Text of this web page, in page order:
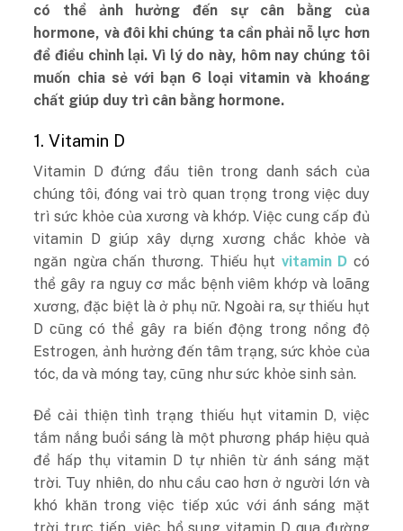
có thể ảnh hưởng đến sự cân bằng của
hormone, và đôi khi chúng ta cần phải nỗ lực hơn
để điều chỉnh lại. Vì lý do này, hôm nay chúng tôi
muốn chia sẻ với bạn 6 loại vitamin và khoáng
chất giúp duy trì cân bằng hormone.
1. Vitamin D
Vitamin D đứng đầu tiên trong danh sách của
chúng tôi, đóng vai trò quan trọng trong việc duy
trì sức khỏe của xương và khớp. Việc cung cấp đủ
vitamin D giúp xây dựng xương chắc khỏe và
ngăn ngừa chấn thương. Thiếu hụt vitamin D có
thể gây ra nguy cơ mắc bệnh viêm khớp và loãng
xương, đặc biệt là ở phụ nữ. Ngoài ra, sự thiếu hụt
D cũng có thể gây ra biến động trong nồng độ
Estrogen, ảnh hưởng đến tâm trạng, sức khỏe của
tóc, da và móng tay, cũng như sức khỏe sinh sản.
Để cải thiện tình trạng thiếu hụt vitamin D, việc
tắm nắng buổi sáng là một phương pháp hiệu quả
để hấp thụ vitamin D tự nhiên từ ánh sáng mặt
trời. Tuy nhiên, do nhu cầu cao hơn ở người lớn và
khó khăn trong việc tiếp xúc với ánh sáng mặt
trời trực tiếp, việc bổ sung vitamin D qua đường